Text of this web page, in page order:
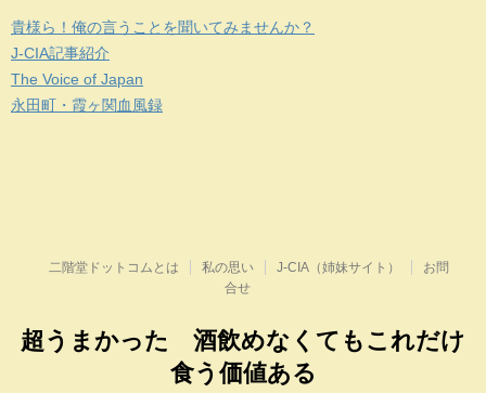
貴様ら！俺の言うことを聞いてみませんか？
J-CIA記事紹介
The Voice of Japan
永田町・霞ヶ関血風録